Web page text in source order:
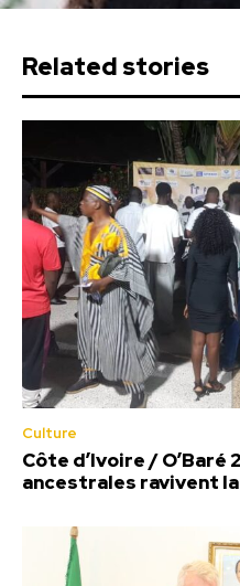
Related stories
Culture
Côte d’Ivoire / O’Baré
ancestrales ravivent